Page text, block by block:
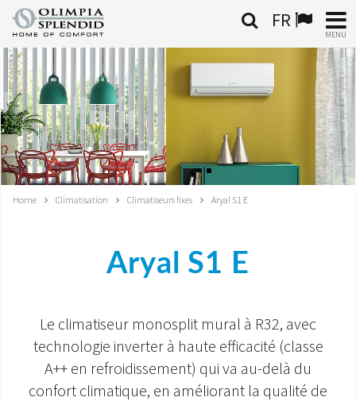
FR
MENU
FRANÇAIS
HOME
CLIMATISATION
CHAUFFAGE
MONDE OS
SAV ET GARANTIE
Home Climatisation Climatiseurs fixes Aryal S1 E
Aryal S1 E
Le climatiseur monosplit mural à R32, avec
technologie inverter à haute efficacité (classe
A++ en refroidissement) qui va au-delà du
confort climatique, en améliorant la qualité de